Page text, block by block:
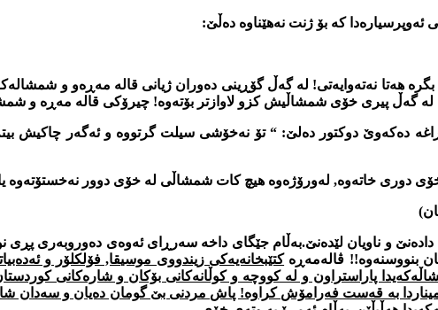
هه‌تا نه‌ته‌وایه‌تی! له‌ گه‌ڵ گۆڕینی ده‌وران ژیانی قاله‌ مه‌ڕه‌و و
گه‌ڵ پیری خۆی شمشاڵیش كزو لاوازتر بۆته‌وه‌! چیرۆكی قاله‌ مه‌ڕه و
ده‌كه‌وێ دوكتور ده‌لێ: “ تۆ نه‌خۆشی سیلت گرتووه‌ و ئه‌گه‌ر چاكیش
دوری خاته‌وه, له‌ورۆژه‌وه هیچ كات شمشاڵی له‌ خۆی دوور نه‌خستۆته‌وه یا
و ناویان لێده‌نێ.به‌ڵام جێگای داخه‌ سه‌رڕای ئه‌وه‌ی ده‌وروبه‌ری پڕی
بنووسنه‌وه‌!! ڤاله‌مه‌ڕه‌
پاراستراون و له كووچه‌ و كوڵانه‌كانی بۆكان و شاره‌كانی
به‌ قه‌ست فه‌رامۆش كراوه! پاش مردنی بێ گومان ده‌یان و سه‌دان